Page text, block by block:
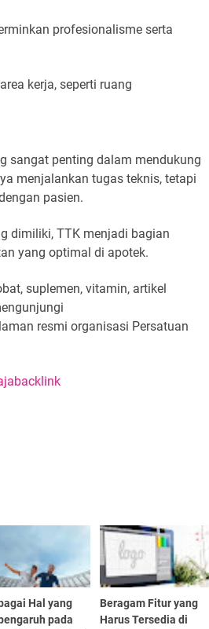
profesionalisme serta
kerja, seperti ruang
sangat penting dalam mendukung
menjalankan tugas teknis, tetapi
pasien.
dimiliki, TTK menjadi bagian
yang optimal di apotek.
suplemen, vitamin, artikel
resmi organisasi Persatuan
Hal yang
pada
Beragam Fitur yang
Harus Tersedia di